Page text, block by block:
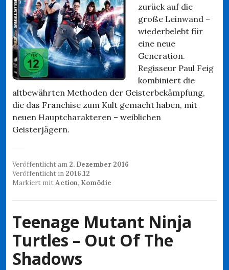
zurück auf die
große Leinwand –
wiederbelebt für
eine neue
Generation.
Regisseur Paul Feig
kombiniert die
altbewährten Methoden der Geisterbekämpfung,
die das Franchise zum Kult gemacht haben, mit
neuen Hauptcharakteren – weiblichen
Geisterjägern.
Veröffentlicht am 2. Dezember 2016
Veröffentlicht in 2016.12
Markiert mitAction, Komödie
Teenage Mutant Ninja
Turtles – Out Of The
Shadows